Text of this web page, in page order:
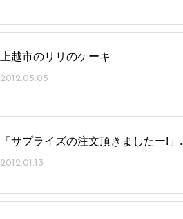
上越市のリリのケーキ
2012.05.05
「サプライズの注文頂きましたー!」
2012.01.13